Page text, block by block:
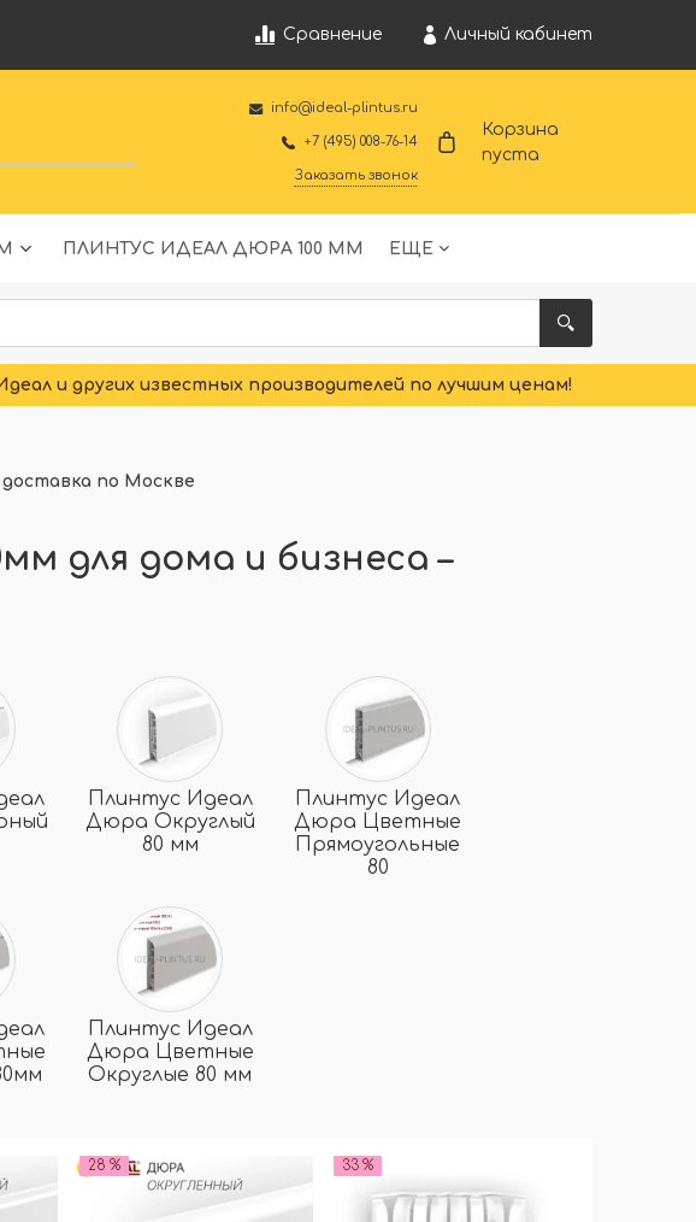
Сравнение Личный кабинет
info@ideal-plintus.ru
+7 (495) 008-76-14
Заказать звонок
Корзина
пуста
ПЛИНТУС ИДЕАЛ ДЮРА 100 ММ ЕЩЕ
и других известных производителей по лучшим ценам!
доставка по Москве
для дома и бизнеса –
Плинтус Идеал
Дюра Округлый
80 мм
Плинтус Идеал
Дюра Цветные
Прямоугольные
80
Плинтус Идеал
Дюра Цветные
Округлые 80 мм
28 % 33 %